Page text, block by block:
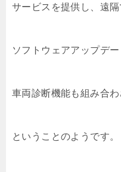
サービスを提供し、遠
ソフトウェアアップデ
車両診断機能も組み合わ
ということのようです。